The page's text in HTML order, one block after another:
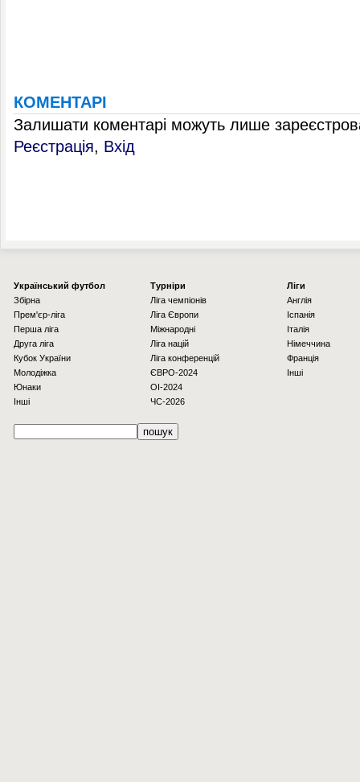
КОМЕНТАРІ
Залишати коментарі можуть лише
Реєстрація, Вхід
Українcький футбол
Збірна
Прем'єр-ліга
Перша ліга
Друга ліга
Кубок України
Молодіжка
Юнаки
Інші
Турніри
Ліга чемпіонів
Ліга Європи
Міжнародні
Ліга націй
Ліга конференцій
ЄВРО-2024
OI-2024
ЧС-2026
Ліги
Англія
Іспанія
Італія
Німеччина
Франція
Інші